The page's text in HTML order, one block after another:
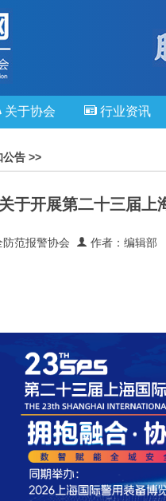
关于协会 行业资讯
公告 >>
关于开展第二十三届上
范报警协会 作者：编辑部